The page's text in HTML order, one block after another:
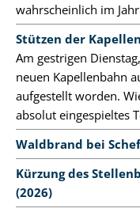
wahrscheinlich im
Stützen der
Am gestrigen
neuen Kapellenbahn
aufgestellt worden.
absolut eingespieltes
Waldbrand bei
Kürzung des
(2026)